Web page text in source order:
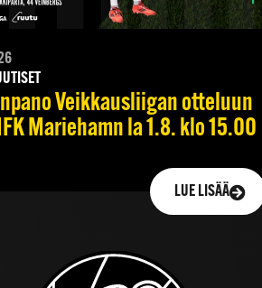
Veikkausliigan otteluun
Mariehamn la 1.8. klo 15.00
LUE LISÄÄ